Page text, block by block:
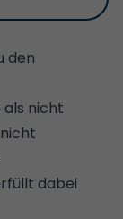
den
als nicht
dabei